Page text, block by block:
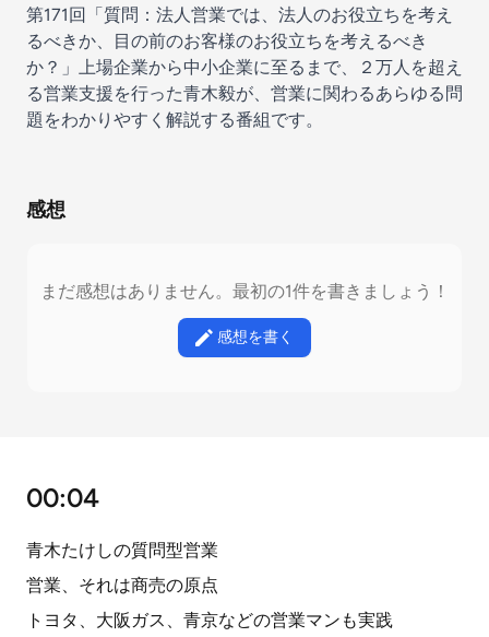
第171回「質問：法人営業では、法人のお役立ちを考え
るべきか、目の前のお客様のお役立ちを考えるべき
か？」上場企業から中小企業に至るまで、２万人を超え
る営業支援を行った青木毅が、営業に関わるあらゆる問
題をわかりやすく解説する番組です。
感想
まだ感想はありません。最初の1件を書きましょう！
感想を書く
00:04
青木たけしの質問型営業
営業、それは商売の原点
トヨタ、大阪ガス、青京などの営業マンも実践